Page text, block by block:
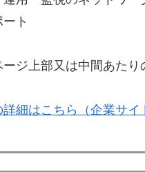
ト
ジ上部又は中間あたり
細はこちら（企業サイ